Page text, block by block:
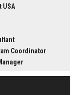
USA
Coordinator